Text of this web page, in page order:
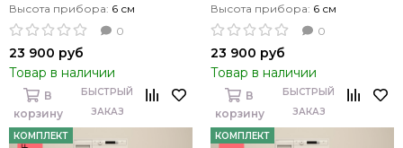
Высота прибора: 6 см
0
23 900 руб
Товар в наличии
В
корзину
БЫСТРЫЙ
ЗАКАЗ
Высота прибора: 6 см
0
23 900 руб
Товар в наличии
В
корзину
БЫСТРЫЙ
ЗАКАЗ
КОМПЛЕКТ КОМПЛЕКТ